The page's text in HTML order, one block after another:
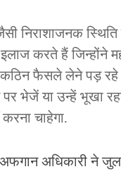
निराशाजनक
इलाज करते हैं जिन्होंने
कठिन फैसले लेने पड़
भेजें या उन्हें भूखा
करना चाहेगा.
अधिकारी ने